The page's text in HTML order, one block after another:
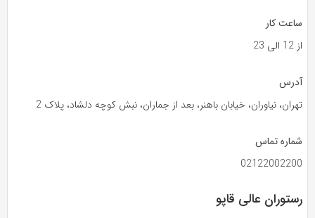
ساعت کار
از 12 الی 23
آدرس
تهران، نیاوران، خیابان باهنر، بعد از جماران، نبش کوچه دلشاد، پلاک 2
شماره تماس
02122002200
رستوران عالی قاپو